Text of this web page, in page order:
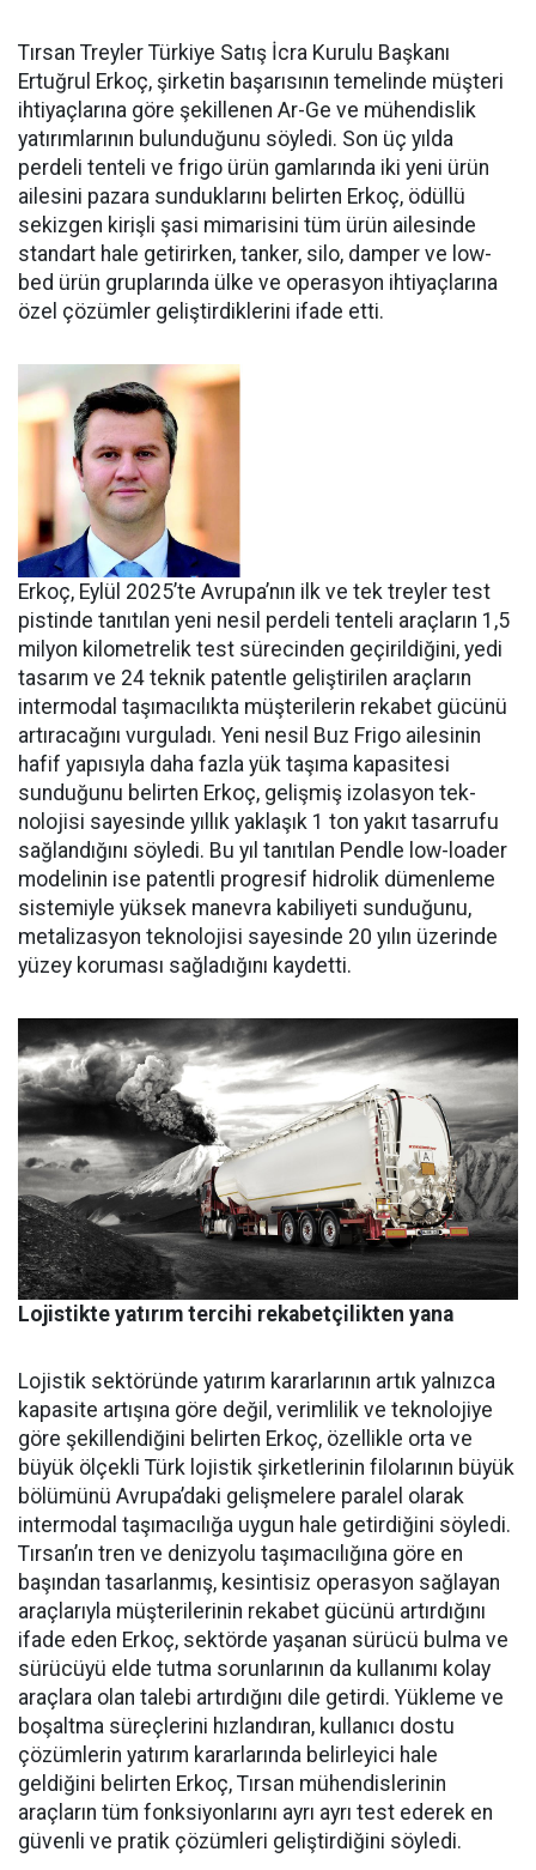
Tırsan Treyler Türkiye Satış İcra Kurulu Başkanı
Ertuğrul Er­koç, şirketin başarısının teme­linde müşteri
ihtiyaçlarına göre şekillenen Ar-Ge ve mühendislik
yatırımlarının bulunduğunu söy­ledi. Son üç yılda
perdeli tenteli ve frigo ürün gamlarında iki yeni ürün
ailesini pazara sundukları­nı belirten Erkoç, ödüllü
sekizgen kirişli şasi mimarisini tüm ürün ailesinde
standart hale getirir­ken, tanker, silo, damper ve low­
bed ürün gruplarında ülke ve ope­rasyon ihtiyaçlarına
özel çözüm­ler geliştirdiklerini ifade etti.
Erkoç, Eylül 2025’te Avru­pa’nın ilk ve tek treyler test
pistin­de tanıtılan yeni nesil perdeli ten­teli araçların 1,5
milyon kilomet­relik test sürecinden geçirildiğini, yedi
tasarım ve 24 teknik patentle geliştirilen araçların
intermodal taşımacılıkta müşterilerin reka­bet gücünü
artıracağını vurgula­dı. Yeni nesil Buz Frigo ailesinin
hafif yapısıyla daha fazla yük ta­şıma kapasitesi
sunduğunu belir­ten Erkoç, gelişmiş izolasyon tek­
nolojisi sayesinde yıllık yaklaşık 1 ton yakıt tasarrufu
sağlandığı­nı söyledi. Bu yıl tanıtılan Pendle low-loader
modelinin ise patent­li progresif hidrolik dümenleme
sistemiyle yüksek manevra kabi­liyeti sunduğunu,
metalizasyon teknolojisi sayesinde 20 yılın üze­rinde
yüzey koruması sağladığını kaydetti.
Lojistikte yatırım tercihi rekabetçilikten yana
Lojistik sektöründe yatırım ka­rarlarının artık yalnızca
kapasi­te artışına göre değil, verimlilik ve teknolojiye
göre şekillendiği­ni belirten Erkoç, özellikle orta ve
büyük ölçekli Türk lojistik şirket­lerinin filolarının büyük
bölümü­nü Avrupa’daki gelişmelere para­lel olarak
intermodal taşımacılı­ğa uygun hale getirdiğini söyledi.
Tırsan’ın tren ve denizyolu taşı­macılığına göre en
başından ta­sarlanmış, kesintisiz operasyon sağlayan
araçlarıyla müşterile­rinin rekabet gücünü artırdığını
ifade eden Erkoç, sektörde yaşa­nan sürücü bulma ve
sürücüyü el­de tutma sorunlarının da kullanı­mı kolay
araçlara olan talebi ar­tırdığını dile getirdi. Yükleme ve
boşaltma süreçlerini hızlandıran, kullanıcı dostu
çözümlerin yatı­rım kararlarında belirleyici hale
geldiğini belirten Erkoç, Tırsan mühendislerinin
araçların tüm fonksiyonlarını ayrı ayrı test ede­rek en
güvenli ve pratik çözümleri geliştirdiğini söyledi.